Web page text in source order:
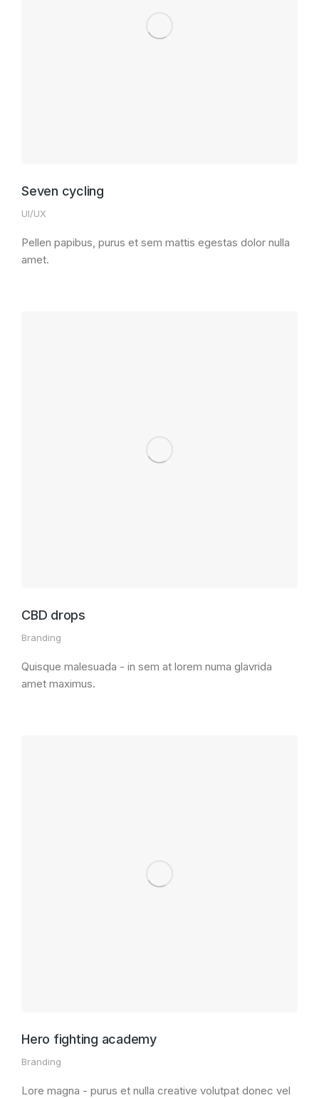
Seven cycling
UI/UX
Pellen papibus, purus et sem mattis egestas dolor nulla
amet.
CBD drops
Branding
Quisque malesuada - in sem at lorem numa glavrida
amet maximus.
Hero fighting academy
Branding
Lore magna - purus et nulla creative volutpat donec vel